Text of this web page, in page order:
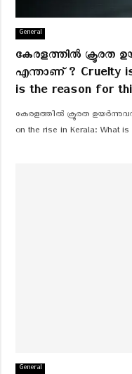
General
കേരളത്തിൽ ക്രൂരത
എന്താണ് ? Cruelty
is the reason for
കേരളത്തിൽ ക്രൂരത
on the rise in Kerala: What
General